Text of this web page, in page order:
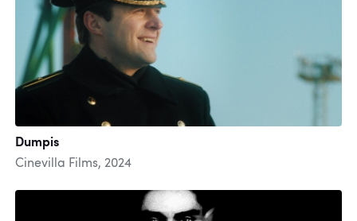
Dumpis
Cinevilla Films, 2024